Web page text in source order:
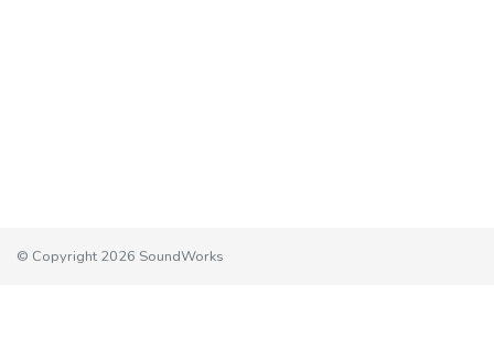
© Copyright 2026 SoundWorks